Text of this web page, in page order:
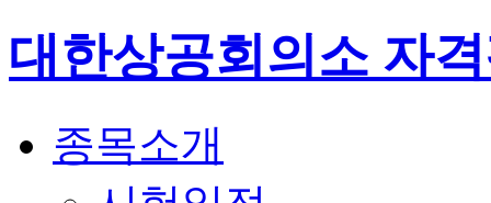
대한상공회의소 자
종목소개